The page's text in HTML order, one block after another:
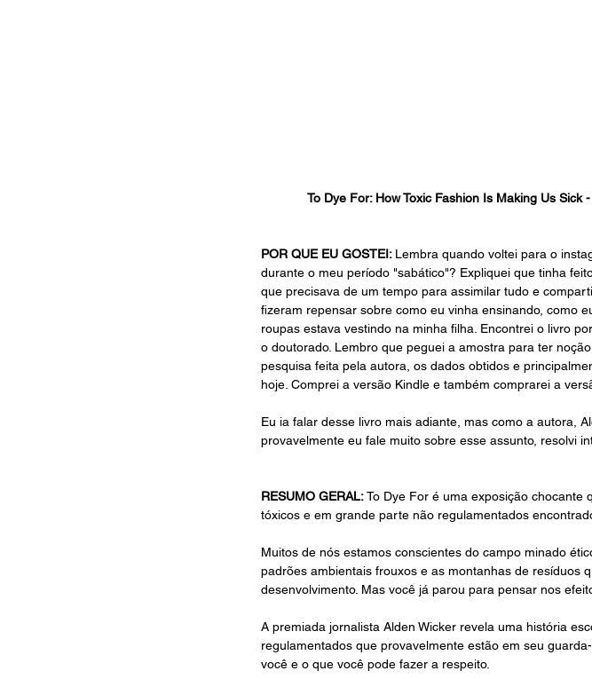
To Dye For: How Toxic Fashion Is Making Us Sick
POR QUE EU GOSTEI: Lembra quando voltei para o
durante o meu período "sabático"? Expliquei que tinha
que precisava de um tempo para assimilar tudo e
fizeram repensar sobre como eu vinha ensinando, como
roupas estava vestindo na minha filha. Encontrei o livro
o doutorado. Lembro que peguei a amostra para ter
pesquisa feita pela autora, os dados obtidos e
hoje. Comprei a versão Kindle e também comprarei a
Eu ia falar desse livro mais adiante, mas como a autora,
provavelmente eu fale muito sobre esse assunto, resolvi
RESUMO GERAL: To Dye For é uma exposição chocante
tóxicos e em grande parte não regulamentados
Muitos de nós estamos conscientes do campo minado
padrões ambientais frouxos e as montanhas de resíduos
desenvolvimento. Mas você já parou para pensar nos
A premiada jornalista Alden Wicker revela uma história
regulamentados que provavelmente estão em seu
você e o que você pode fazer a respeito.